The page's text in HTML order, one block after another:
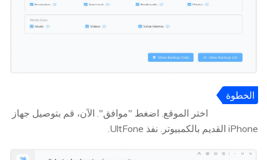
الخطوة
اختر الموقع. اضغط "موافق". الآن، قم بتوصيل جهاز
iPhone القديم بالكمبيوتر. نفذ UltFone.